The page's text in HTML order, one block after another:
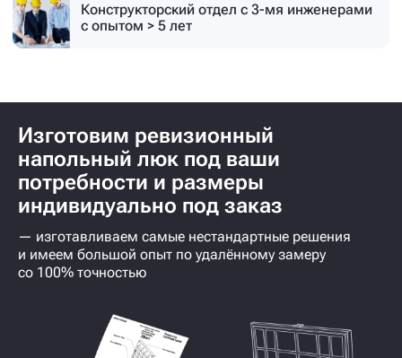
Конструкторский отдел с 3-мя инженерами
с опытом > 5 лет
Изготовим ревизионный
напольный люк под ваши
потребности и размеры
индивидуально под заказ
— изготавливаем самые нестандартные решения
и имеем большой опыт по удалённому замеру
со 100% точностью